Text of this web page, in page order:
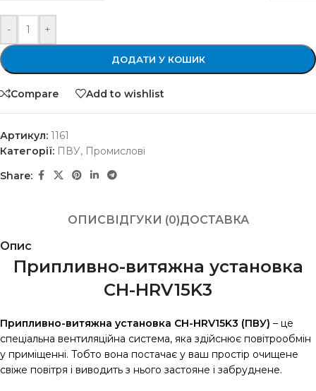
- +
ДОДАТИ У КОШИК
Compare Add to wishlist
Артикул: 1161
Категорії: ПВУ, Промислові
Share:
ОПИС ВІДГУКИ (0)ДОСТАВКА
Опис
Припливно-витяжна установка
CH-HRV15K3
Припливно-витяжна установка CH-HRV15K3 (ПВУ) – це
спеціальна вентиляційна система, яка здійснює повітрообмін
у приміщенні. Тобто вона постачає у ваш простір очищене
свіже повітря і виводить з нього застояне і забруднене.